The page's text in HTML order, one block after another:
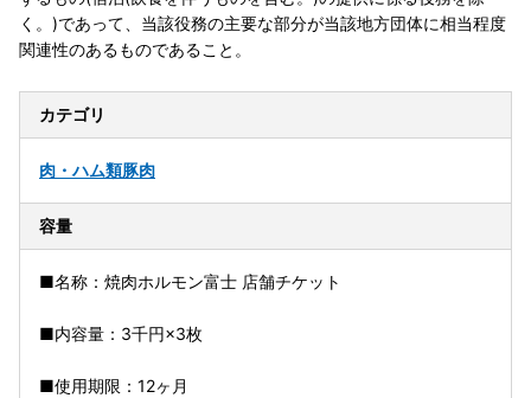
く。)であって、当該役務の主要な部分が当該地方団体に相当程度
関連性のあるものであること。
カテゴリ
肉・ハム類豚肉
容量
■名称：焼肉ホルモン富士 店舗チケット
■内容量：3千円×3枚
■使用期限：12ヶ月